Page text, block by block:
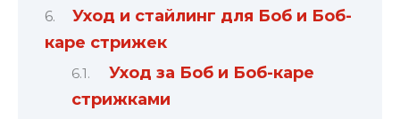
Уход и стайлинг для Боб и Боб-
каре стрижек
Уход за Боб и Боб-каре
стрижками